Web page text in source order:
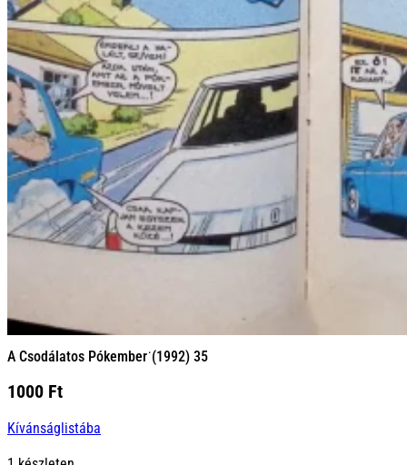
A Csodálatos Pókember˙(1992) 35
1000 Ft
Kívánságlistába